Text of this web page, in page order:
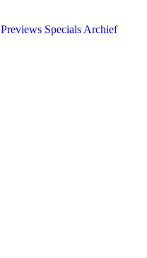
Previews Specials Archief